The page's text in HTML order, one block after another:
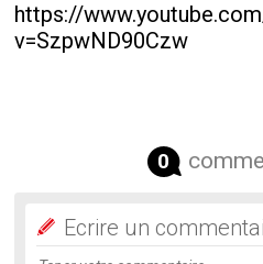
https://
v=SzpwND90Czw
0
Ecrire un